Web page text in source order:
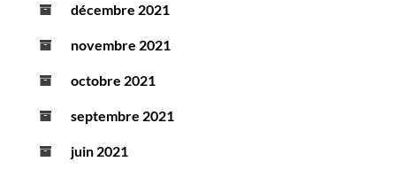
décembre 2021
novembre 2021
octobre 2021
septembre 2021
juin 2021